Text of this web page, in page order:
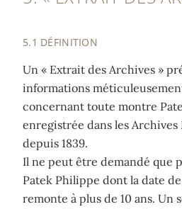
5.1 DÉFINITION
Un « Extrait des Archives »
informations
concernant toute montre
enregistrée dans les
depuis 1839.
Il ne peut être demandé que
Patek Philippe dont la date
remonte à plus de 10 ans. Un